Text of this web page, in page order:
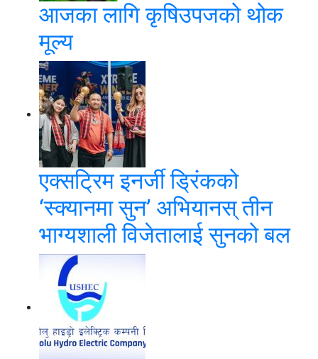
आजका लागि कृषिउपजको थोक
मूल्य
एक्सट्रिम इनर्जी ड्रिंकको
‘स्क्यानमा सुन’ अभियानस् तीन
भाग्यशाली विजेतालाई सुनको बल